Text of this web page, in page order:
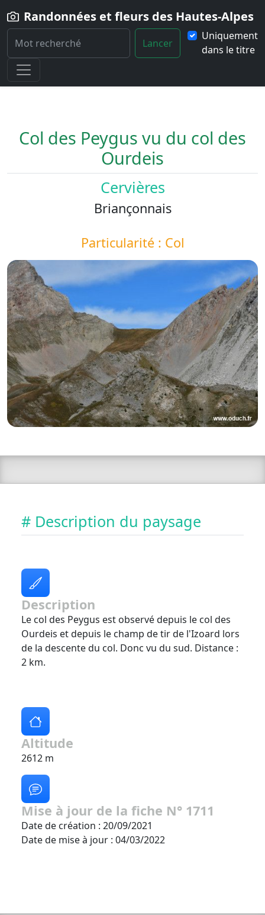
Randonnées et fleurs des Hautes-Alpes
Lancer
Uniquement
dans le titre
Home
Paysage Col-des-Peygus-vu-col-des-Ourdeis
Col des Peygus vu du col des
Ourdeis
Cervières
Briançonnais
Particularité : Col
# Description du paysage
Description
Le col des Peygus est observé depuis le col des
Ourdeis et depuis le champ de tir de l'Izoard lors
de la descente du col. Donc vu du sud. Distance :
2 km.
Altitude
2612 m
Mise à jour de la fiche N° 1711
Date de création : 20/09/2021
Date de mise à jour : 04/03/2022